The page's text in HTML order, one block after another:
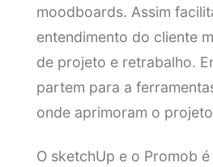
moodboards. Assim
entendimento do cliente
de projeto e retrabalho.
partem para a
onde aprimoram o
O sketchUp e o Promob